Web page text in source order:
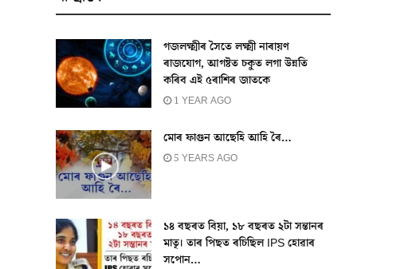
গজলক্ষ্মীৰ সৈতে লক্ষ্মী নাৰায়ণ
ৰাজযোগ, আগষ্টত চকুত লগা উন্নতি
কৰিব এই ৫ৰাশিৰ জাতকে
1 YEAR AGO
মোৰ ফাগুন আছেহি আহি ৰৈ…
5 YEARS AGO
১৪ বছৰত বিয়া, ১৮ বছৰত ২টা সন্তানৰ
মাতৃ। তাৰ পিছত ৰচিছিল IPS হোৱাৰ
সপোন…